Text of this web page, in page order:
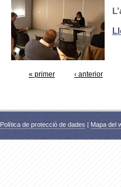
« primer ‹ anterior
Política de protecció de dades | Mapa del